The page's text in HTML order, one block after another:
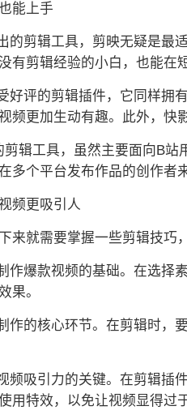
能上手
的剪辑工具，剪映无疑是最
有剪辑经验的小白，也能在
好评的剪辑插件，它同样拥
频更加生动有趣。此外，快
辑工具，虽然主要面向B
多个平台发布作品的创作者
频更吸引人
来就需要掌握一些剪辑技巧
作爆款视频的基础。在选择
果。
作的核心环节。在剪辑时，
频吸引力的关键。在剪辑插
用特效，以免让视频显得过